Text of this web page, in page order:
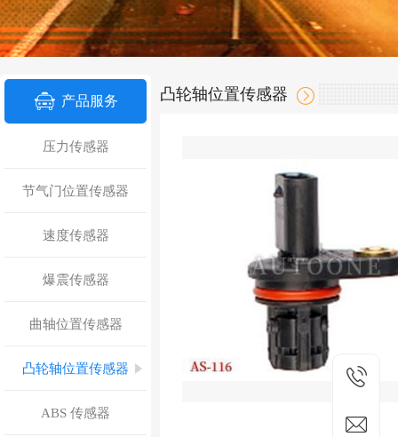
产品服务
压力传感器
节气门位置传感器
速度传感器
爆震传感器
曲轴位置传感器
凸轮轴位置传感器
ABS 传感器
凸轮轴位置传感器